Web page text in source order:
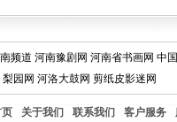
频道 河南豫剧网 河南省书画网 中
梨园网 河洛大鼓网 剪纸皮影迷网
页 关于我们 联系我们 客户服务